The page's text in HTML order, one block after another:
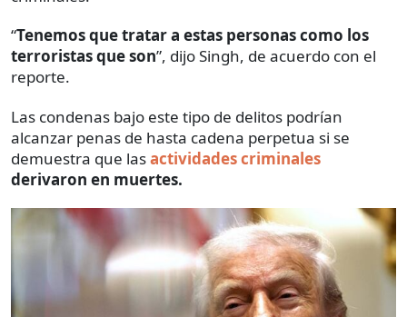
“Tenemos que tratar a estas personas como los
terroristas que son”, dijo Singh, de acuerdo con el
reporte.
Las condenas bajo este tipo de delitos podrían
alcanzar penas de hasta cadena perpetua si se
demuestra que lasactividades criminales
derivaron en muertes.